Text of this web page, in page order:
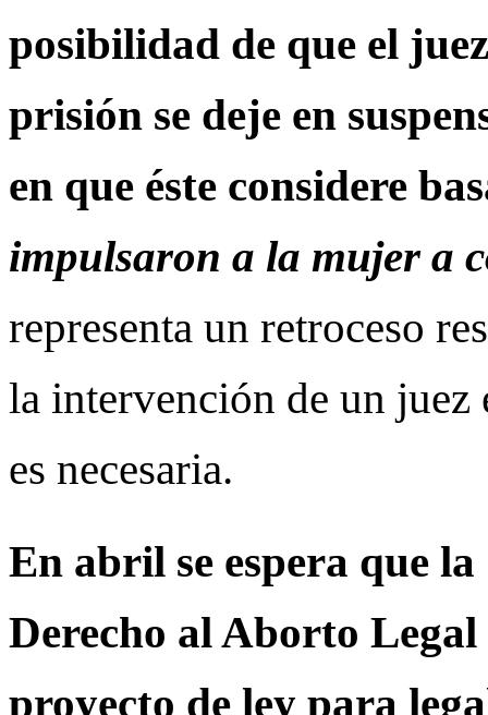
posibilidad de que el
prisión se deje en
en que éste considere
impulsaron a la mujer a
representa un retroceso
la intervención de un juez
es necesaria.
En abril se espera que
Derecho al Aborto
proyecto de ley para